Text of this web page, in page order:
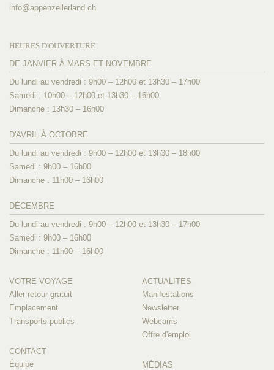
info@appenzellerland.ch
HEURES D'OUVERTURE
DE JANVIER À MARS ET NOVEMBRE
Du lundi au vendredi : 9h00 – 12h00 et 13h30 – 17h00
Samedi : 10h00 – 12h00 et 13h30 – 16h00
Dimanche : 13h30 – 16h00
D'AVRIL À OCTOBRE
Du lundi au vendredi : 9h00 – 12h00 et 13h30 – 18h00
Samedi : 9h00 – 16h00
Dimanche : 11h00 – 16h00
DÉCEMBRE
Du lundi au vendredi : 9h00 – 12h00 et 13h30 – 17h00
Samedi : 9h00 – 16h00
Dimanche : 11h00 – 16h00
VOTRE VOYAGE
Aller-retour gratuit
Emplacement
Transports publics
CONTACT
Équipe
ACTUALITÉS
Manifestations
Newsletter
Webcams
Offre d'emploi
MÉDIAS